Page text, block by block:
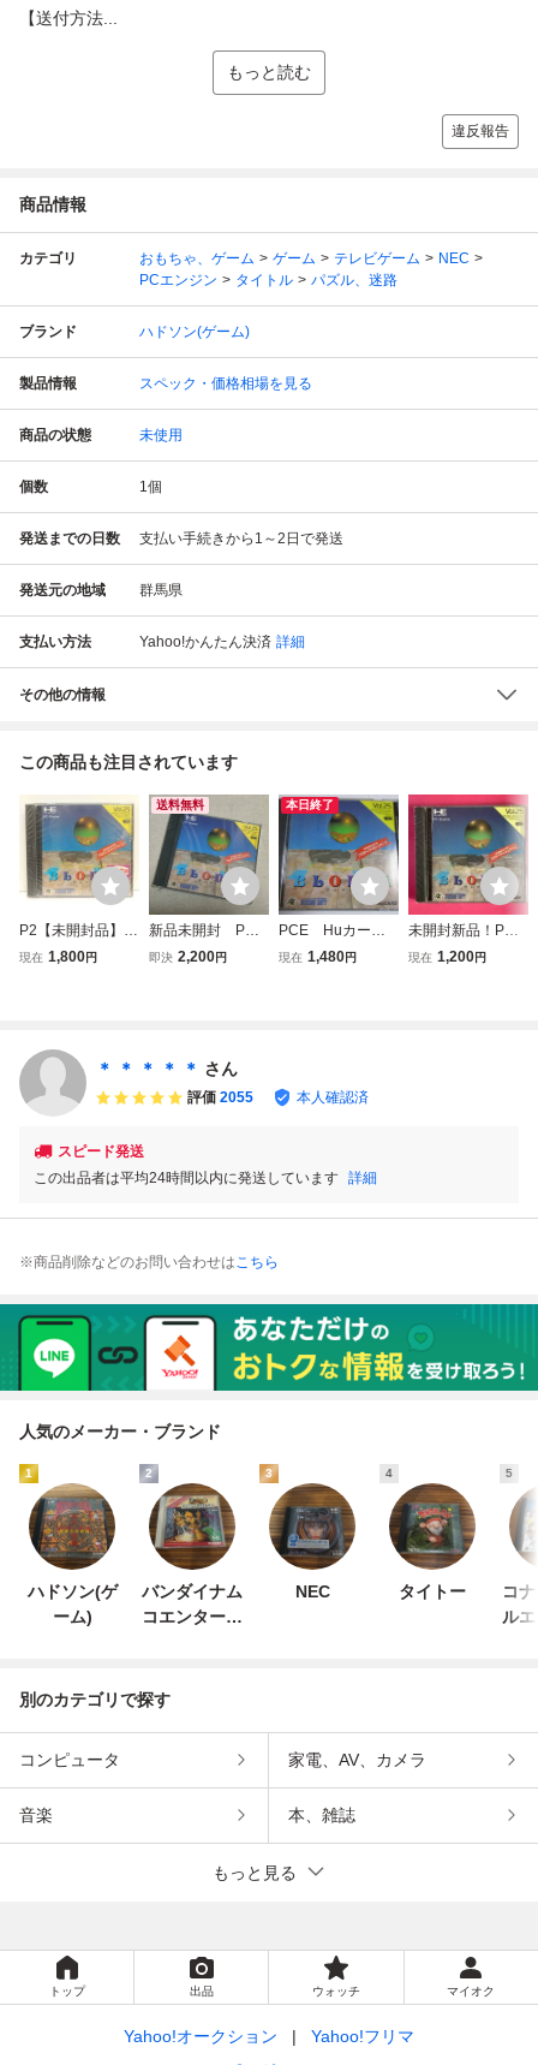
【送付方法...
もっと読む
違反報告
商品情報
カテゴリ おもちゃ、ゲーム ゲーム テレビゲーム
NEC
PCエンジン
タイトル パズル、迷路
ブランド ハドソン(ゲーム)
製品情報 スペック・価格相場を見る
商品の状態 未使用
個数 1個
発送までの日数 支払い手続きから1～2日で発送
発送元の地域 群馬県
支払い方法 Yahoo!かんたん決済 詳細
その他の情報
この商品も注目されています
P2【未開封品】P
CエンジンHuカー
現在 1,800円
送料無料
新品未開封 PC
エンジン HuCA
即決 2,200円
本日終了
PCE Huカー
ド ブロディア
現在 1,480円
未開封新品！PC
ブロディア
現在 1,200円
＊ ＊ ＊ ＊ ＊ さん
評価 2055 本人確認済
スピード発送
この出品者は平均24時間以内に発送しています 詳細
※商品削除などのお問い合わせはこちら
人気のメーカー・ブランド
1
ハドソン(ゲ
ーム)
2
バンダイナム
コエンターテ
3
NEC
4
タイトー
5
コ
ル
別のカテゴリで探す
コンピュータ 家電、AV、カメラ
音楽 本、雑誌
もっと見る
トップ 出品 ウォッチ マイオク
Yahoo!オークション
Yahoo!フリマ